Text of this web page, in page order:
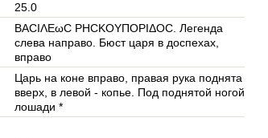
25.0
ΒΑCΙΛΕωC ΡΗСΚΟΥΠΟΡΙΔΟС. Легенда
слева направо. Бюст царя в доспехах,
вправо
Царь на коне вправо, правая рука поднята
вверх, в левой - копье. Под поднятой ногой
лошади *